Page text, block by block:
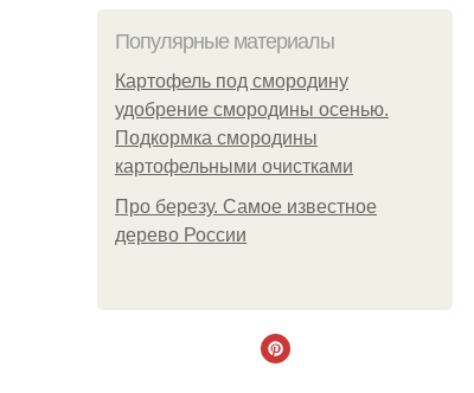
Популярные материалы
Картофель под смородину
удобрение смородины осенью.
Подкормка смородины
картофельными очистками
Про березу. Самое известное
дерево России